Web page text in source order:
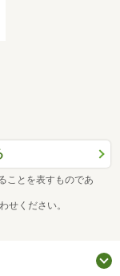
ことを表すものであ
せください。